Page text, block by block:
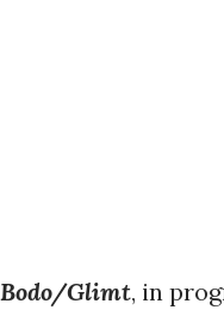
Bodo/Glimt, in